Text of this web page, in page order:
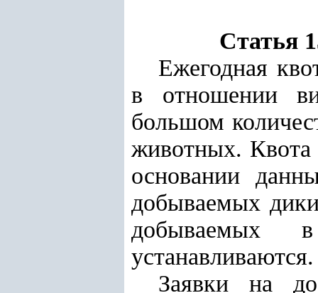
Статья
Ежегодная
в отношении
большом
животных. Квота
основании
добываемых
добываемых
устанавливаются.
Заявки на